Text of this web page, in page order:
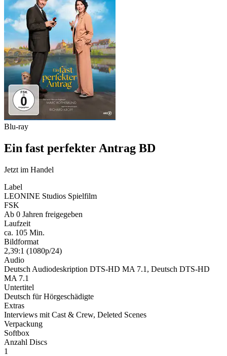
Blu-ray
Ein fast perfekter Antrag BD
Jetzt im Handel
Label
LEONINE Studios Spielfilm
FSK
Ab 0 Jahren freigegeben
Laufzeit
ca. 105 Min.
Bildformat
2,39:1 (1080p/24)
Audio
Deutsch Audiodeskription DTS-HD MA 7.1, Deutsch DTS-HD
MA 7.1
Untertitel
Deutsch für Hörgeschädigte
Extras
Interviews mit Cast & Crew, Deleted Scenes
Verpackung
Softbox
Anzahl Discs
1